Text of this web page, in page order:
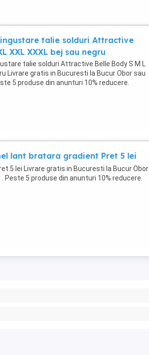
talie solduri Attractive
XXL XXXL bej sau negru
talie solduri Attractive Belle Body S M L
Livrare gratis in Bucuresti la Bucur Obor sau
5 produse din anunturi 10% reducere.
lant bratara gradient Pret 5 lei
5 lei Livrare gratis in Bucuresti la Bucur Obor
Peste 5 produse din anunturi 10% reducere.